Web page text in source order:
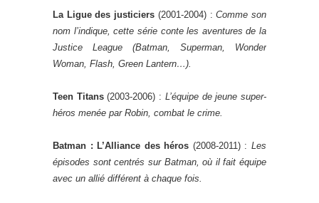
La Ligue des justiciers (2001-2004) :Comme son
nom l’indique, cette série conte les aventures de la
Justice League (Batman, Superman, Wonder
Woman, Flash, Green Lantern…).
Teen Titans(2003-2006) : L’équipe de jeune super-
héros menée par Robin, combat le crime.
Batman : L’Alliance des héros (2008-2011) :Les
épisodes sont centrés sur Batman, où il fait équipe
avec un allié différent à chaque fois.